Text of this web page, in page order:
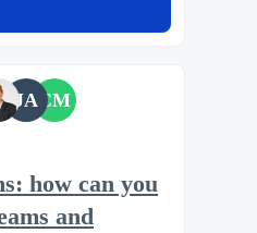
JA CM
how can you
and